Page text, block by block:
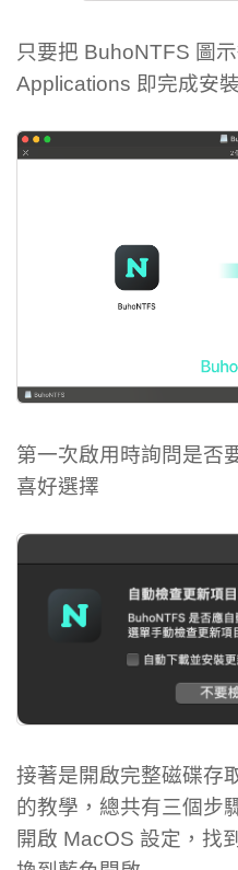
只要把 BuhoNTFS 圖
Applications 即完成安裝
第一次啟用時詢問是否
喜好選擇
接著是開啟完整磁碟存
的教學，總共有三個步
開啟 MacOS 設定，找